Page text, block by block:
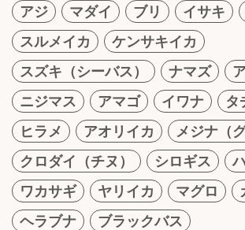
アジ マダイ ブリ イサキ
スルメイカ
ケンサキイカ
スズキ（シーバス）
ナマズ
ニジマス
アマゴ イワナ
タ
ヒラメ
アオリイカ
メジナ（
クロダイ（チヌ）
シロギス
ワカサギ
ヤリイカ マグロ
ヘラブナ
ブラックバス